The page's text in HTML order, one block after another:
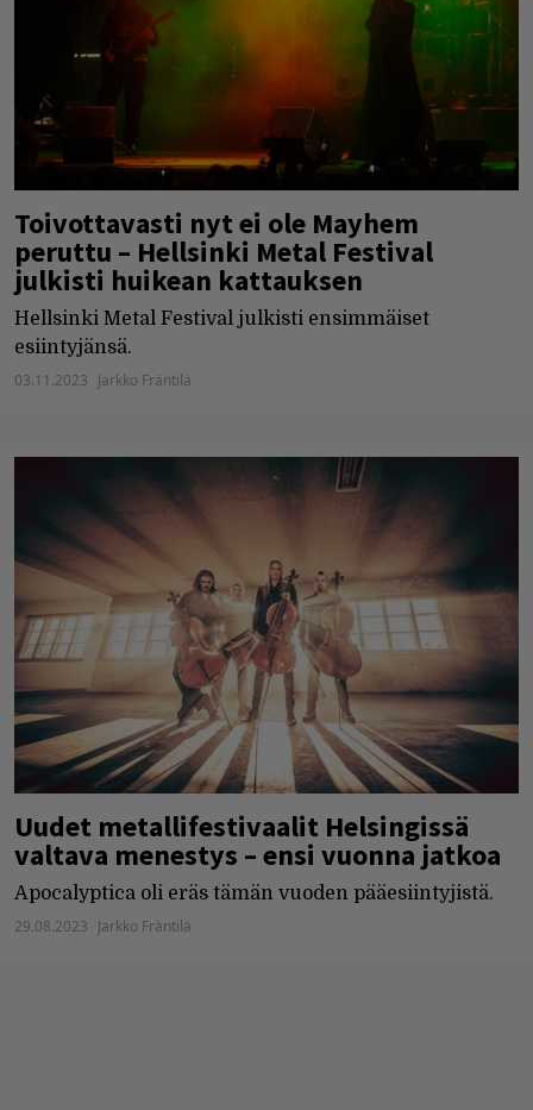
Toivottavasti nyt ei ole Mayhem
peruttu – Hellsinki Metal Festival
julkisti huikean kattauksen
Hellsinki Metal Festival julkisti ensimmäiset
esiintyjänsä.
03.11.2023 Jarkko Fräntilä
Uudet metallifestivaalit Helsingissä
valtava menestys – ensi vuonna jatkoa
Apocalyptica oli eräs tämän vuoden pääesiintyjistä.
29.08.2023 Jarkko Fräntilä